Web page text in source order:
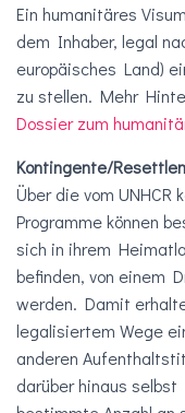
Ein humanitäres
dem Inhaber, legal
europäisches Land)
zu stellen. Mehr
Dossier zum
Kontingente/
Über die vom
Programme können
sich in ihrem
befinden, von einem
werden. Damit
legalisiertem Wege
anderen
darüber hinaus